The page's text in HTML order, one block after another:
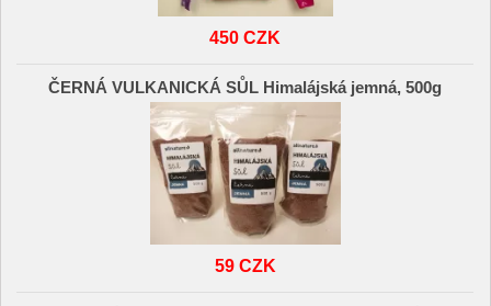
450 CZK
ČERNÁ VULKANICKÁ SŮL Himalájská jemná, 500g
59 CZK